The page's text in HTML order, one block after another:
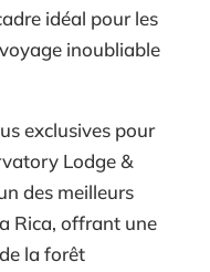
idéal pour les
inoubliable
exclusives pour
Lodge &
des meilleurs
Rica, offrant une
la forêt